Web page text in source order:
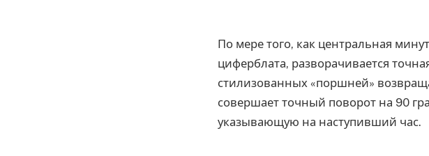
По мере того, как центральная
циферблата, разворачивается
стилизованных «поршней»
совершает точный поворот на 90
указывающую на наступивший час.